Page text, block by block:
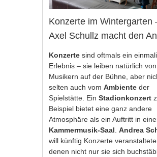
Konzerte im Wintergarten
Axel Schullz macht den
Konzertesind oftmals ein
Erlebnis – sie leiben natürlich
Musikern auf der Bühne, aber
selten auch vomAmbienteder
Spielstätte. EinStadionkonzert
Beispiel bietet eine ganz andere
Atmosphäre als ein Auftritt in
Kammermusik-Saal.Andrea
will künftig Konzerte
denen nicht nur sie sich